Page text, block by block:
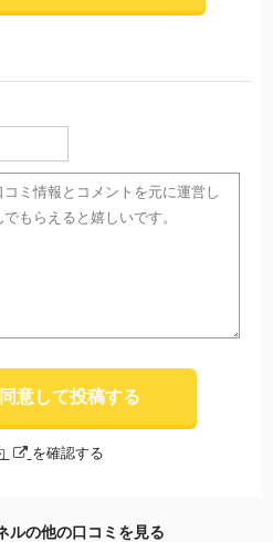
意して投稿する
を確認する
ルの他の口コミを見る